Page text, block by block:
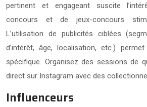
pertinent et engageant suscite
concours et de jeux-concours
L’utilisation de publicités ciblées
d’intérêt, âge, localisation, etc.)
spécifique. Organisez des sessions de
direct sur Instagram avec des
Influenceurs